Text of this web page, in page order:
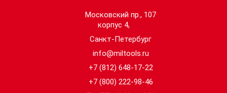
Московский пр., 107
корпус 4,
Санкт-Петербург
info@miltools.ru
+7 (812) 648-17-22
+7 (800) 222-98-46